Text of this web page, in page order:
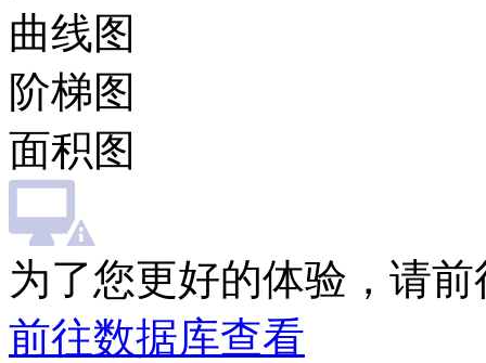
曲线图
阶梯图
面积图
为了您更好的体验，请
前往数据库查看